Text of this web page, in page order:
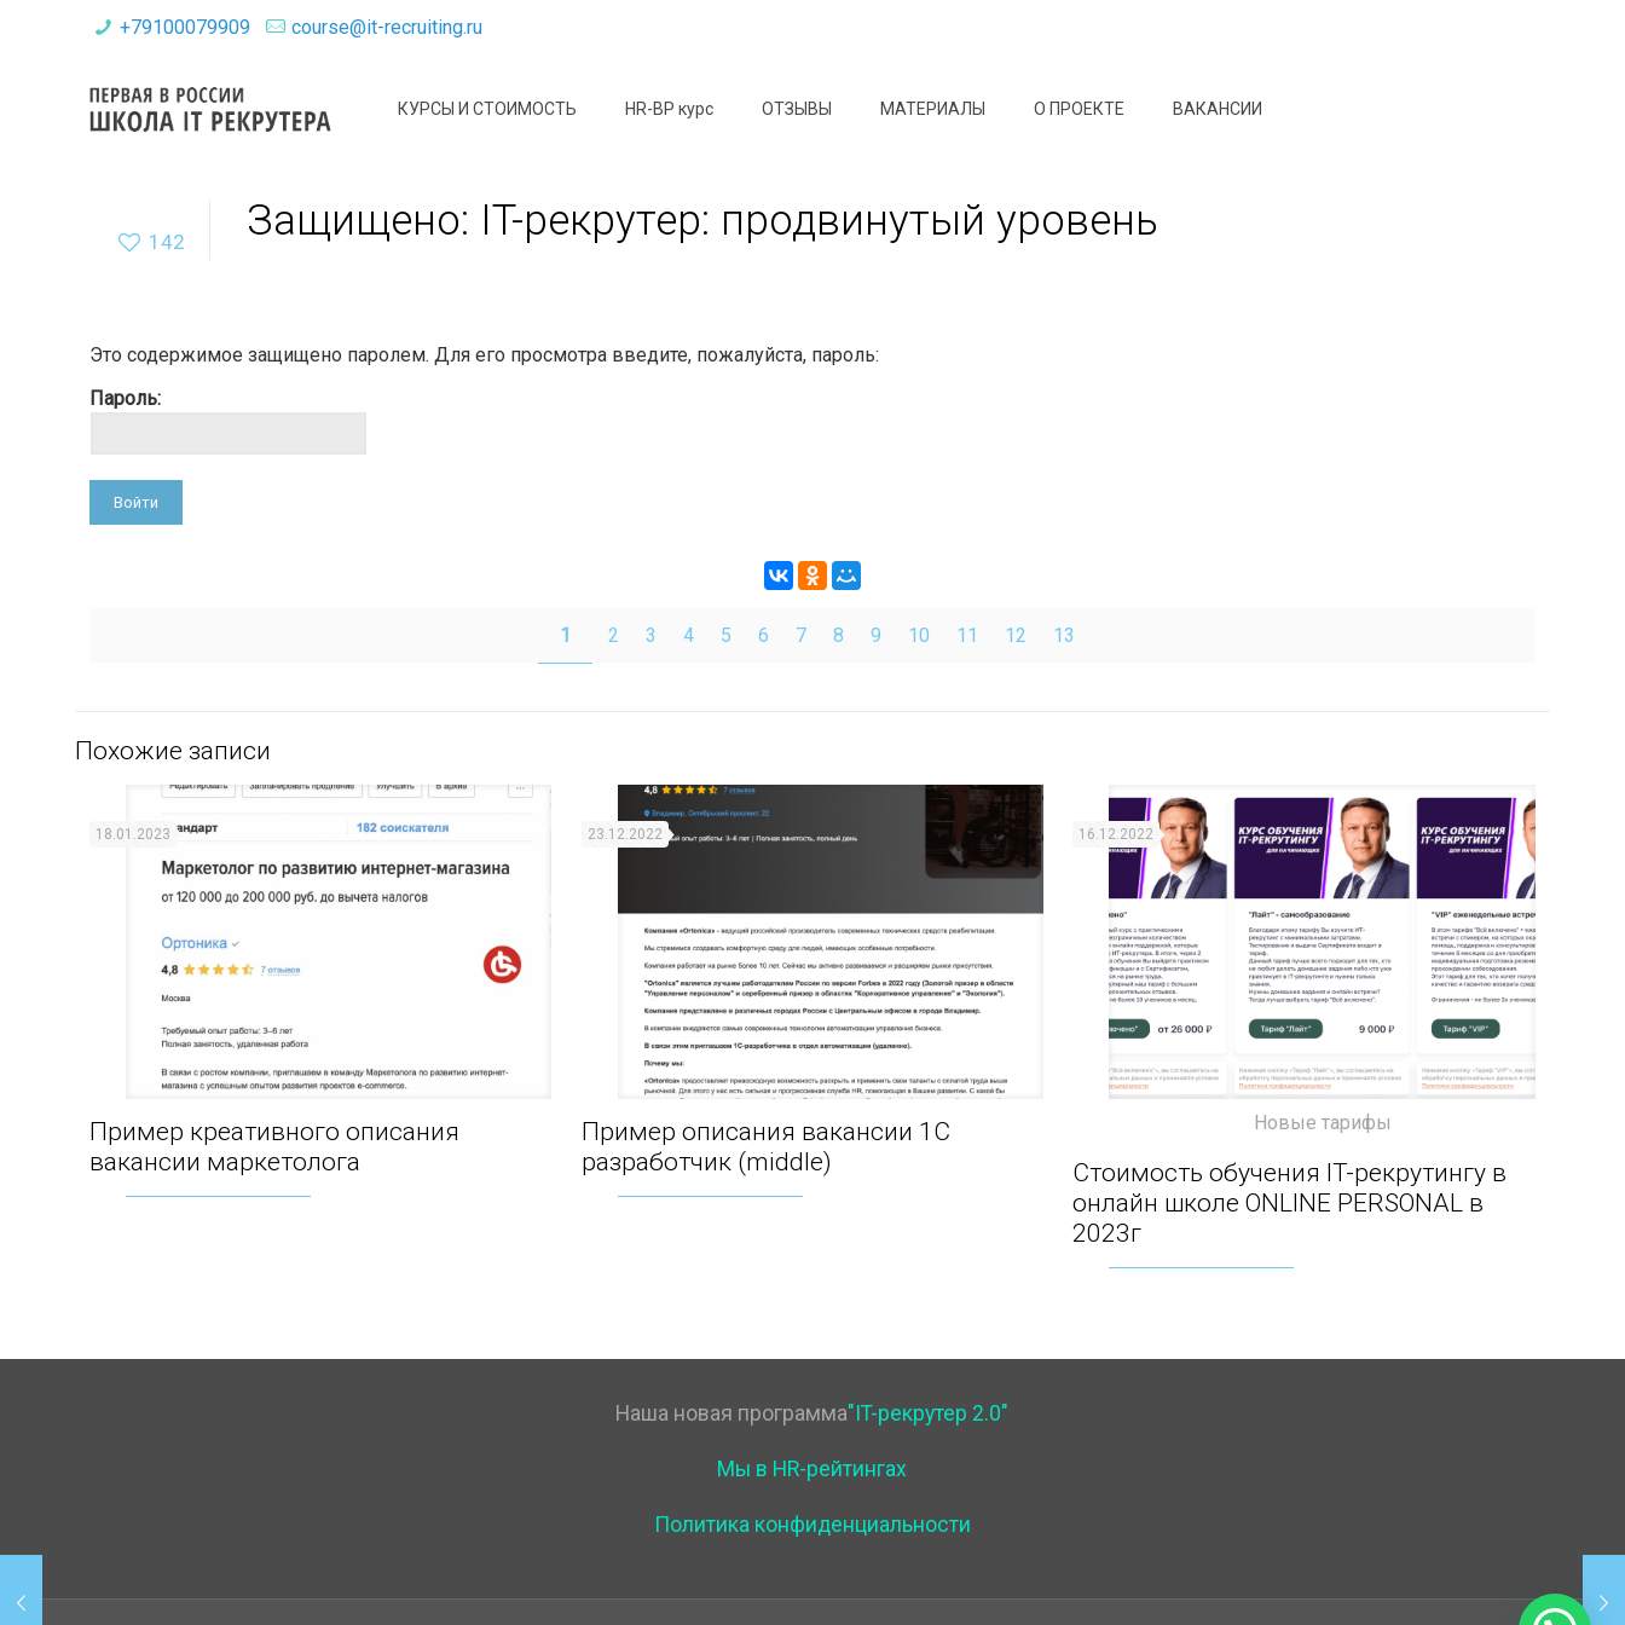
+79100079909 course@it-recruiting.ru
КУРСЫ И СТОИМОСТЬ HR-BP курс ОТЗЫВЫ МАТЕРИАЛЫ О ПРОЕКТЕ ВАКАНСИИ
142 Защищено: IT-рекрутер: продвинутый уровень
Это содержимое защищено паролем. Для его просмотра введите, пожалуйста, пароль:
Пароль:
1 2 3 4 5 6 7 8 9 10 11 12 13
Похожие записи
Пример креативного описания вакансии
18.01.2023
Пример креативного описания
вакансии маркетолога
Пример описания вакансии 1С разработчик
23.12.2022
Пример описания вакансии 1С
разработчик (middle)
Стоимость обучения IT-рекрутингу в онлайн
школе ONLINE PERSONAL в 2023г
Новые тарифы
16.12.2022
Стоимость обучения IT-рекрутингу в
онлайн школе ONLINE PERSONAL в
2023г
Наша новая программа"IT-рекрутер 2.0"
Мы в HR-рейтингах
Политика конфиденциальности